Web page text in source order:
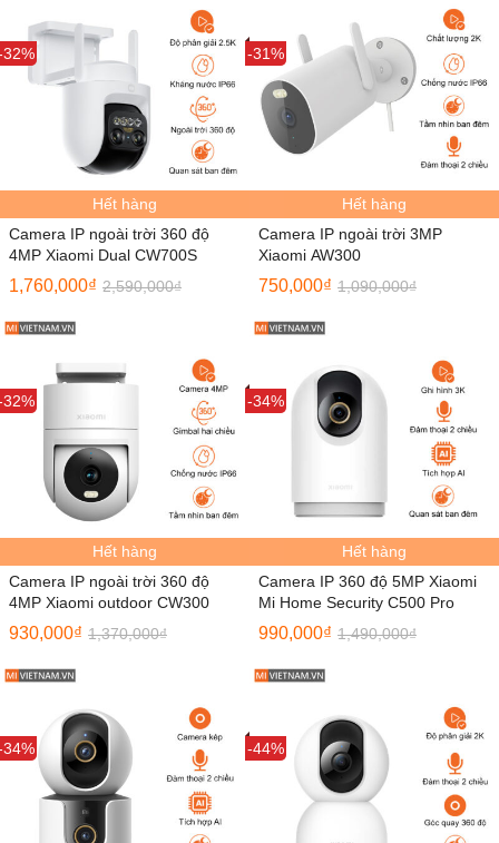
32%
Hết hàng
Camera IP ngoài trời 360 độ
4MP Xiaomi Dual CW700S
1,760,000₫ 2,590,000₫
Sale
-31%
Hết hàng
Camera IP ngoài trời 3MP
Xiaomi AW300
750,000₫ 1,090,000₫
32%
Hết hàng
Camera IP ngoài trời 360 độ
4MP Xiaomi outdoor CW300
930,000₫ 1,370,000₫
Sale
-34%
Hết hàng
Camera IP 360 độ 5MP Xiaomi
Mi Home Security C500 Pro
990,000₫ 1,490,000₫
34% Sale
-44%